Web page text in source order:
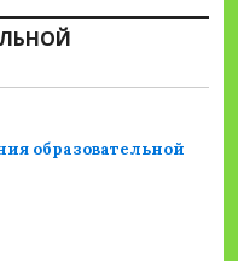
образовательной